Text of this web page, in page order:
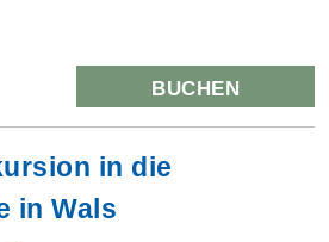
BUCHEN
in die
in Wals